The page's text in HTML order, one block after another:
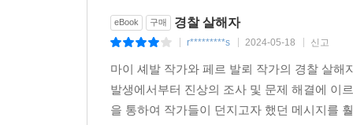
eBook 구매 경찰 살해자
r*********s 2024-05-18 신고
마이 셰발 작가와 페르 발뢰 작가의 경찰 살
발생에서부터 진상의 조사 및 문제 해결에 이
을 통하여 작가들이 던지고자 했던 메시지를